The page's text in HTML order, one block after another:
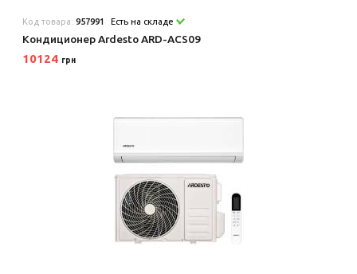
Код товара:957991 Есть на складе
Кондиционер Ardesto ARD-ACS09
10124 грн